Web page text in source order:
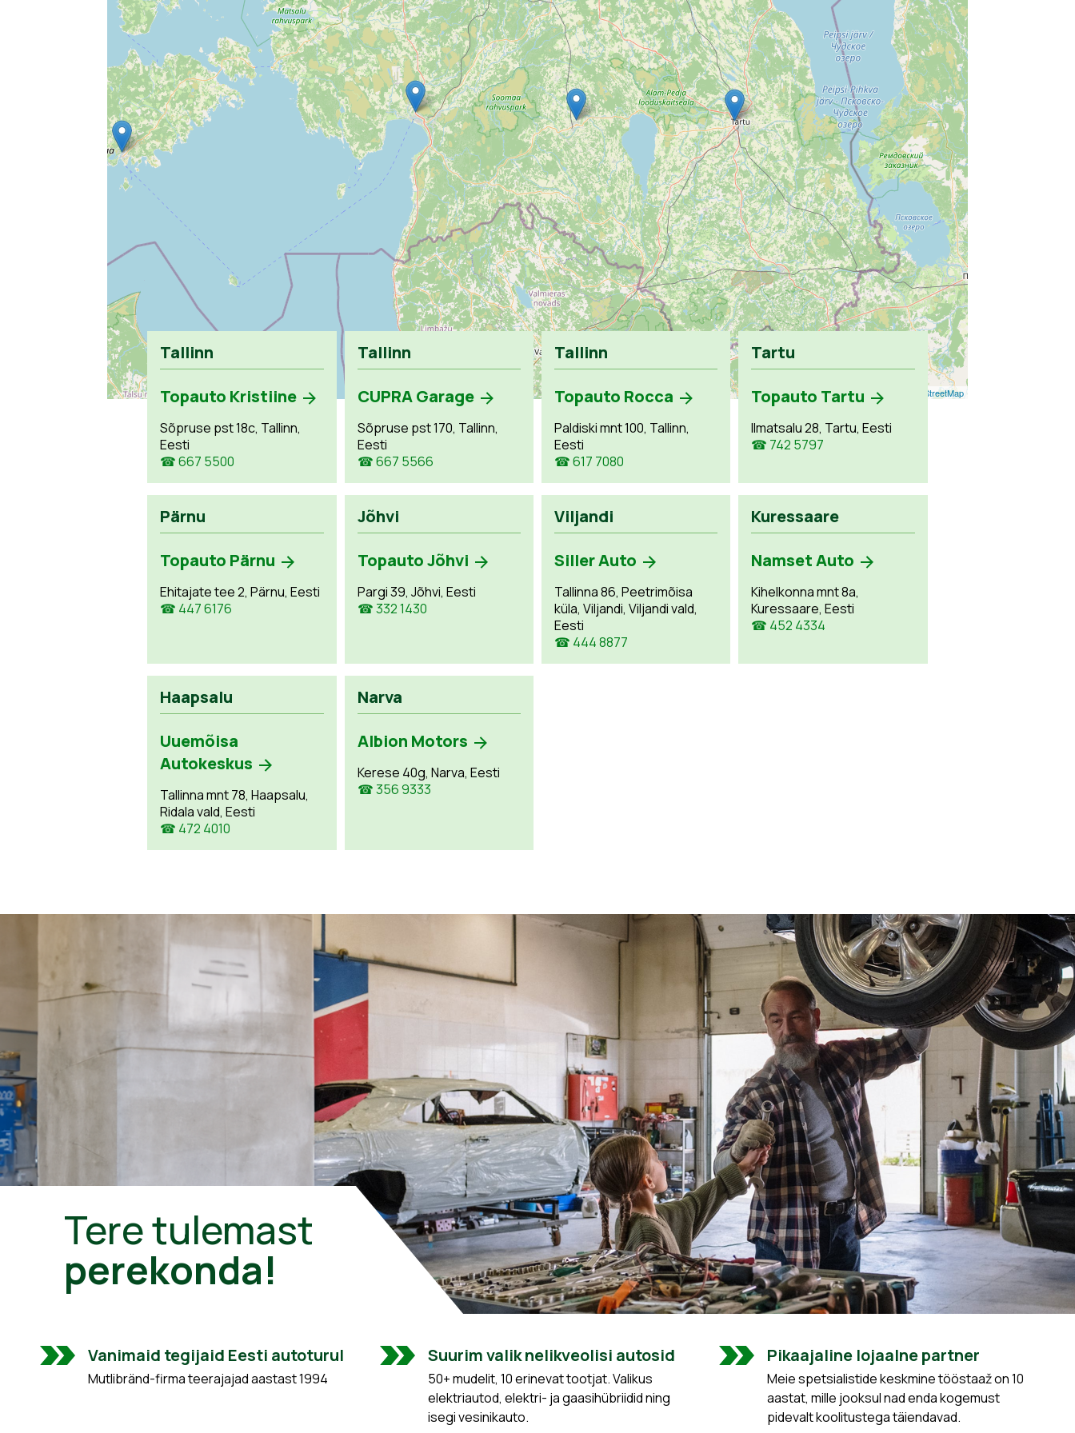
Leaflet OpenStreetMap
Tallinn
Topauto Kristiine
Sõpruse pst 18c, Tallinn,
Eesti
☎ 667 5500
Tallinn
CUPRA Garage
Sõpruse pst 170, Tallinn,
Eesti
☎ 667 5566
Tallinn
Topauto Rocca
Paldiski mnt 100, Tallinn,
Eesti
☎ 617 7080
Tartu
Topauto Tartu
Ilmatsalu 28, Tartu, Eesti
☎ 742 5797
Pärnu
Topauto Pärnu
Ehitajate tee 2, Pärnu, Eesti
☎ 447 6176
Jõhvi
Topauto Jõhvi
Pargi 39, Jõhvi, Eesti
☎ 332 1430
Viljandi
Siller Auto
Tallinna 86, Peetrimõisa
küla, Viljandi, Viljandi vald,
Eesti
☎ 444 8877
Kuressaare
Namset Auto
Kihelkonna mnt 8a,
Kuressaare, Eesti
☎ 452 4334
Haapsalu
Uuemõisa
Autokeskus
Tallinna mnt 78, Haapsalu,
Ridala vald, Eesti
☎ 472 4010
Narva
Albion Motors
Kerese 40g, Narva, Eesti
☎ 356 9333
Tere tulemast
perekonda!
Vanimaid tegijaid Eesti autoturul
Mutlibränd-firma teerajajad aastast 1994
Suurim valik nelikveolisi autosid
50+ mudelit, 10 erinevat tootjat. Valikus
elektriautod, elektri- ja gaasihübriidid ning
isegi vesinikauto.
Pikaajaline lojaalne partner
Meie spetsialistide keskmine tööstaaž on 10
aastat, mille jooksul nad enda kogemust
pidevalt koolitustega täiendavad.